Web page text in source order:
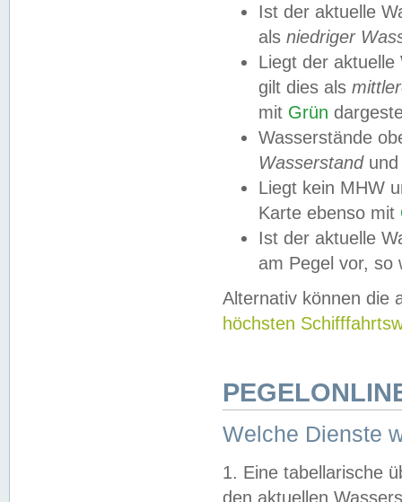
Ist der aktuelle
als niedriger
Liegt der
gilt dies als
mit Grün
Wasserstände
Wasserstandund
Liegt kein MHW
Karte ebenso mit
Ist der aktuelle
am Pegel vor,
Alternativ können die
höchsten
Welche Dienste
1. Eine tabellarische
den aktuellen